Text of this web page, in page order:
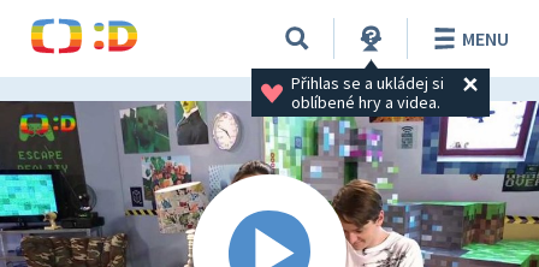
Přihlas se a ukládej si
oblíbené hry a videa.
MENU